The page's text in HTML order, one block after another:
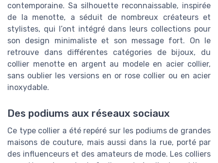
contemporaine. Sa silhouette reconnaissable, inspirée
de la menotte, a séduit de nombreux créateurs et
stylistes, qui l’ont intégré dans leurs collections pour
son design minimaliste et son message fort. On le
retrouve dans différentes catégories de bijoux, du
collier menotte en argent au modele en acier collier,
sans oublier les versions en or rose collier ou en acier
inoxydable.
Des podiums aux réseaux sociaux
Ce type collier a été repéré sur les podiums de grandes
maisons de couture, mais aussi dans la rue, porté par
des influenceurs et des amateurs de mode. Les colliers